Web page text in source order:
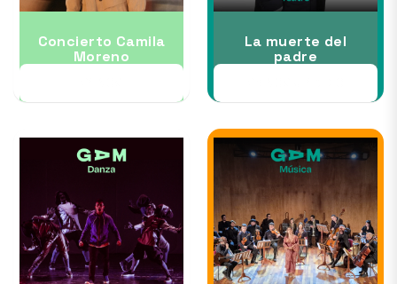
Concierto Camila
Moreno
La muerte del
padre